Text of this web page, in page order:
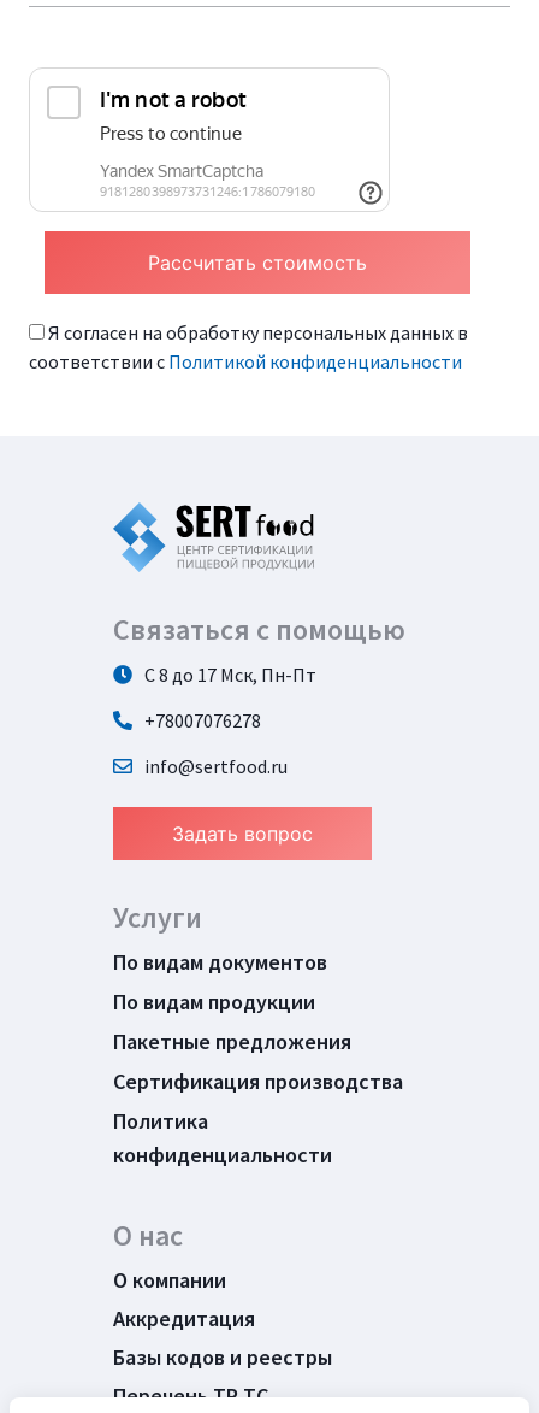
Я согласен на обработку персональных данных в
соответствии с Политикой конфиденциальности
Связаться с помощью
С 8 до 17 Мск, Пн-Пт
+78007076278
info@sertfood.ru
Задать вопрос
Услуги
По видам документов
По видам продукции
Пакетные предложения
Сертификация производства
Политика
конфиденциальности
О нас
О компании
Аккредитация
Базы кодов и реестры
Перечень ТР ТС